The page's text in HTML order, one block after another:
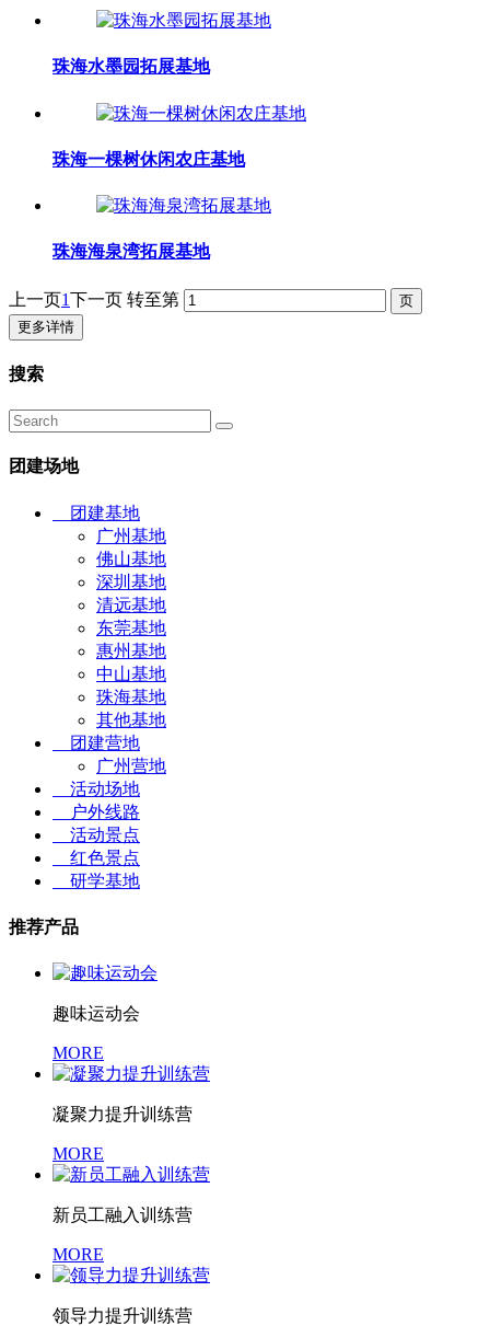
珠海水墨园拓展基地
珠海一棵树休闲农庄基地
珠海海泉湾拓展基地
上一页1下一页 转至第
更多详情
搜索
团建场地
团建基地
广州基地
佛山基地
深圳基地
清远基地
东莞基地
惠州基地
中山基地
珠海基地
其他基地
团建营地
广州营地
活动场地
户外线路
活动景点
红色景点
研学基地
推荐产品
趣味运动会
MORE
凝聚力提升训练营
MORE
新员工融入训练营
MORE
领导力提升训练营